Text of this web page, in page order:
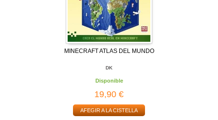
MINECRAFT ATLAS DEL MUNDO
DK
Disponible
19,90 €
AFEGIR A LA CISTELLA